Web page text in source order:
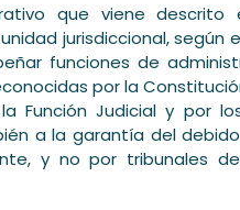
que viene
jurisdiccional, según
funciones de
por la
Función Judicial y por
a la garantía del
y no por tribunales